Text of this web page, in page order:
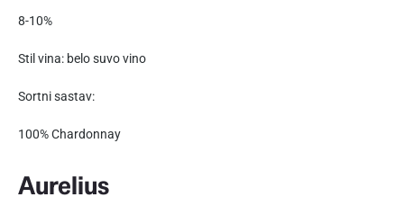
8-10%
Stil vina: belo suvo vino
Sortni sastav:
100% Chardonnay
Aurelius